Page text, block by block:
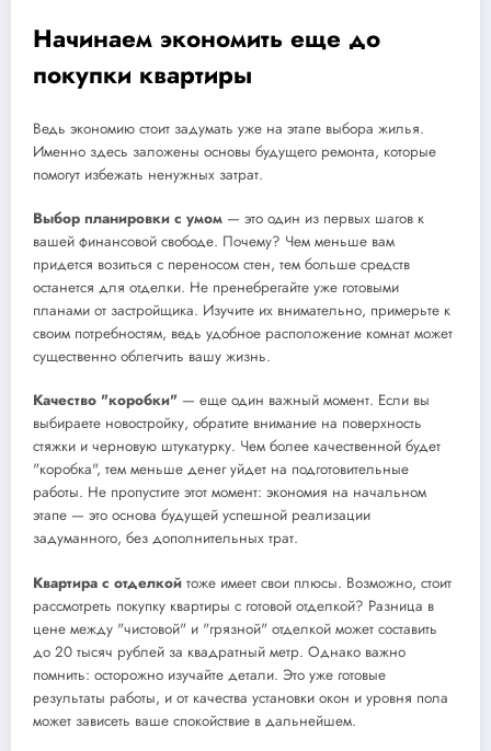
Начинаем экономить еще до
покупки квартиры
Ведь экономию стоит задумать уже на этапе выбора жилья.
Именно здесь заложены основы будущего ремонта, которые
помогут избежать ненужных затрат.
Выбор планировки с умом — это один из первых шагов к
вашей финансовой свободе. Почему? Чем меньше вам
придется возиться с переносом стен, тем больше средств
останется для отделки. Не пренебрегайте уже готовыми
планами от застройщика. Изучите их внимательно, примерьте к
своим потребностям, ведь удобное расположение комнат может
существенно облегчить вашу жизнь.
Качество "коробки" — еще один важный момент. Если вы
выбираете новостройку, обратите внимание на поверхность
стяжки и черновую штукатурку. Чем более качественной будет
"коробка", тем меньше денег уйдет на подготовительные
работы. Не пропустите этот момент: экономия на начальном
этапе — это основа будущей успешной реализации
задуманного, без дополнительных трат.
Квартира с отделкой тоже имеет свои плюсы. Возможно, стоит
рассмотреть покупку квартиры с готовой отделкой? Разница в
цене между "чистовой" и "грязной" отделкой может составить
до 20 тысяч рублей за квадратный метр. Однако важно
помнить: осторожно изучайте детали. Это уже готовые
результаты работы, и от качества установки окон и уровня пола
может зависеть ваше спокойствие в дальнейшем.